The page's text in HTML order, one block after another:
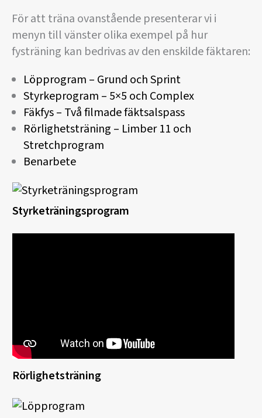
För att träna ovanstående presenterar vi i
menyn till vänster olika exempel på hur
fysträning kan bedrivas av den enskilde fäktaren:
Löpprogram – Grund och Sprint
Styrkeprogram – 5×5 och Complex
Fäkfys – Två filmade fäktsalspass
Rörlighetsträning – Limber 11 och
Stretchprogram
Benarbete
Styrketräningsprogram
Rörlighetsträning